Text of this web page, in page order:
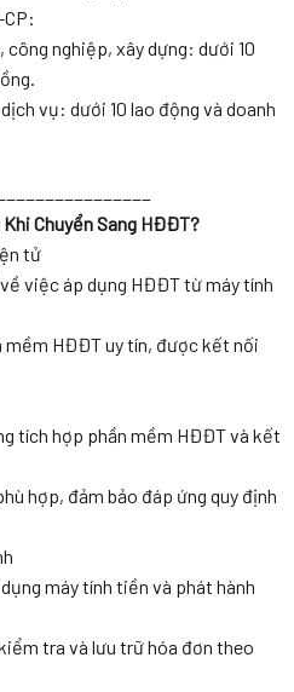
nghiệp, xây dựng: dưới 10
vụ: dưới 10 lao động và doanh
Khi Chuyển Sang HĐĐT?
tử
việc áp dụng HĐĐT từ máy tính
mềm HĐĐT uy tín, được kết nối
tích hợp phần mềm HĐĐT và kết
hợp, đảm bảo đáp ứng quy định
máy tính tiền và phát hành
tra và lưu trữ hóa đơn theo